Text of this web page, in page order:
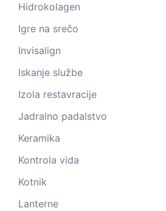
Hidrokolagen
Igre na srečo
Invisalign
Iskanje službe
Izola restavracije
Jadralno padalstvo
Keramika
Kontrola vida
Kotnik
Lanterne